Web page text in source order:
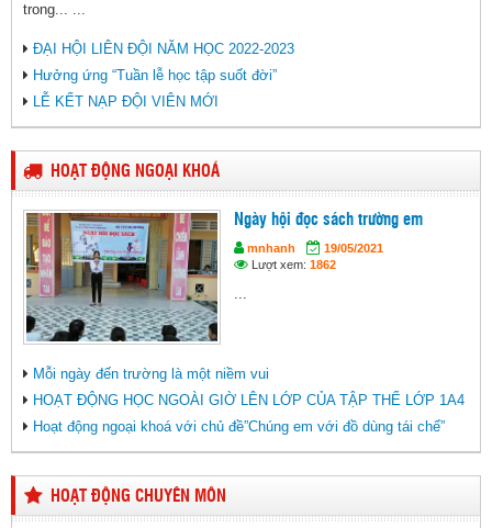
trong... ...
ĐẠI HỘI LIÊN ĐỘI NĂM HỌC 2022-2023
Hưởng ứng “Tuần lễ học tập suốt đời”
LỄ KẾT NẠP ĐỘI VIÊN MỚI
HOẠT ĐỘNG NGOẠI KHOÁ
Ngày hội đọc sách trường em
mnhanh
19/05/2021
Lượt xem: 1862
...
Mỗi ngày đến trường là một niềm vui
HOẠT ĐỘNG HỌC NGOÀI GIỜ LÊN LỚP CỦA TẬP THỂ LỚP 1A4
Hoạt động ngoại khoá với chủ đề”Chúng em với đồ dùng tái chế”
HOẠT ĐỘNG CHUYÊN MÔN